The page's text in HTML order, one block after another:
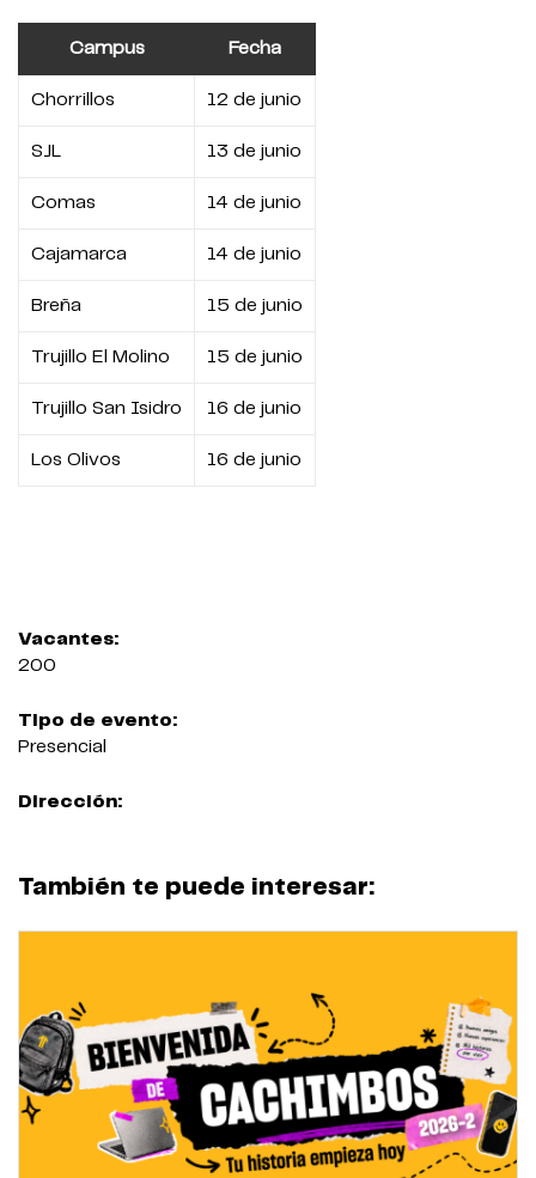
Campus Fecha
Chorrillos 12 de junio
SJL 13 de junio
Comas 14 de junio
Cajamarca 14 de junio
Breña 15 de junio
Trujillo El Molino 15 de junio
Trujillo San Isidro 16 de junio
Los Olivos 16 de junio
Vacantes:
200
Tipo de evento:
Presencial
Dirección:
También te puede interesar: